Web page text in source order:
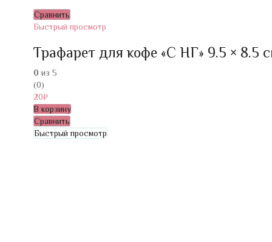
Сравнить
Быстрый просмотр
Трафарет для кофе «С НГ» 9.5 × 8.5
0 из 5
(0)
20₽
В корзину
Сравнить
Быстрый просмотр